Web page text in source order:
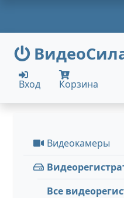
Вход Корзина
Видеокамеры
Все